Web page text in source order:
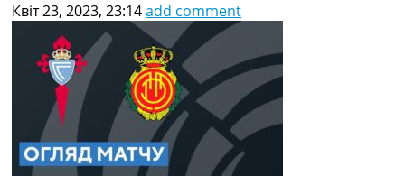
Квіт 23, 2023, 23:14add comment